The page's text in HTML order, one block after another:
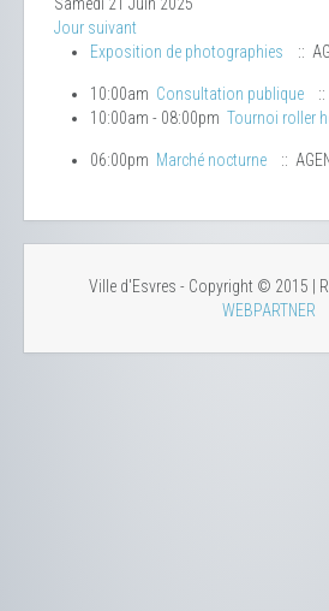
Samedi 21 Juin 2025
Jour suivant
Exposition de photographies
::
10:00am Consultation publique
10:00am - 08:00pm Tournoi roller
06:00pm Marché nocturne ::
Ville d'Esvres - Copyright © 2015 |
WEBPARTNER